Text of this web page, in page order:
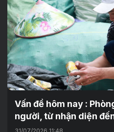
Vấn đề hôm nay :
người, từ nhận diện